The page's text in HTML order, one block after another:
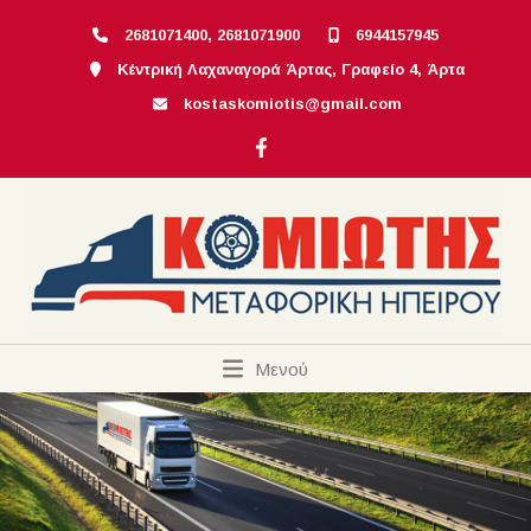
2681071400, 2681071900
6944157945
Κέντρική Λαχαναγορά Άρτας, Γραφείο 4, Άρτα
kostaskomiotis@gmail.com
Μενού